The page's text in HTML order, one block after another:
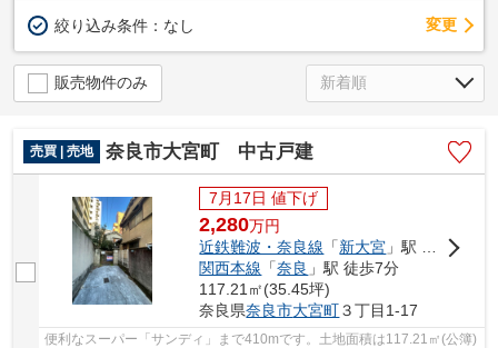
絞り込み条件： なし 変更
販売物件のみ
売買 | 売地 奈良市大宮町 中古戸建
7月17日 値下げ
2,280万円
近鉄難波・奈良線 「新大宮 」駅 徒歩7分
関西本線 「奈良 」駅 徒歩7分
117.21㎡(35.45坪)
奈良県奈良市大宮町３丁目1-17
便利なスーパー「サンディ」まで410mです。土地面積は117.21㎡(公簿)